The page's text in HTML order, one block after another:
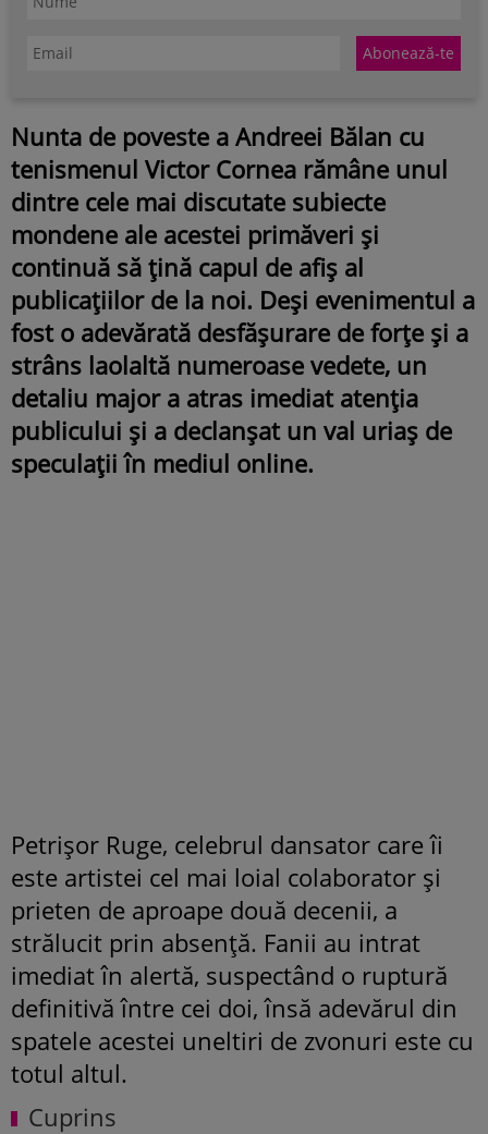
Nunta de poveste a Andreei Bălan cu
tenismenul Victor Cornea rămâne unul
dintre cele mai discutate subiecte
mondene ale acestei primăveri și
continuă să țină capul de afiș al
publicațiilor de la noi. Deși evenimentul a
fost o adevărată desfășurare de forțe și a
strâns laolaltă numeroase vedete, un
detaliu major a atras imediat atenția
publicului și a declanșat un val uriaș de
speculații în mediul online.
Petrișor Ruge, celebrul dansator care îi
este artistei cel mai loial colaborator și
prieten de aproape două decenii, a
strălucit prin absență. Fanii au intrat
imediat în alertă, suspectând o ruptură
definitivă între cei doi, însă adevărul din
spatele acestei uneltiri de zvonuri este cu
totul altul.
Cuprins